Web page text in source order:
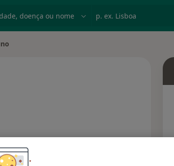
Solicite um atendimento